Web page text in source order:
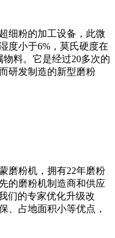
细粉的加工设备，此微
度小于6%，莫氏硬度在
料。它是经过20多次的
研发制造的新型磨粉
磨粉机，拥有22年磨粉
的磨粉机制造商和供应
们的专家优化升级改
、占地面积小等优点，